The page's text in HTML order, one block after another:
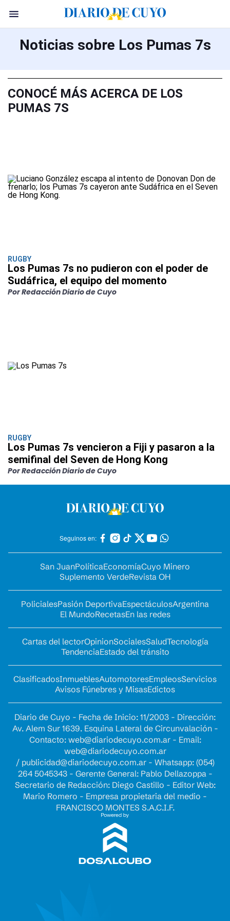
Noticias sobre Los Pumas 7s
CONOCÉ MÁS ACERCA DE LOS
PUMAS 7S
RUGBY
Los Pumas 7s no pudieron con el poder de
Sudáfrica, el equipo del momento
Por Redacción Diario de Cuyo
RUGBY
Los Pumas 7s vencieron a Fiji y pasaron a la
semifinal del Seven de Hong Kong
Por Redacción Diario de Cuyo
Seguinos en:
San JuanPolíticaEconomíaCuyo Minero
Suplemento VerdeRevista OH
PolicialesPasión DeportivaEspectáculosArgentina
El MundoRecetasEn las redes
Cartas del lectorOpinionSocialesSaludTecnología
TendenciaEstado del tránsito
ClasificadosInmueblesAutomotoresEmpleosServicios
Avisos Fúnebres y MisasEdictos
Diario de Cuyo - Fecha de Inicio: 11/2003 - Dirección:
Av. Alem Sur 1639. Esquina Lateral de Circunvalación -
Contacto: web@diariodecuyo.com.ar- Email:
web@diariodecuyo.com.ar
/ publicidad@diariodecuyo.com.ar- Whatsapp: (054)
264 5045343 - Gerente General: Pablo Dellazoppa -
Secretario de Redacción: Diego Castillo - Editor Web:
Mario Romero - Empresa propietaria del medio -
FRANCISCO MONTES S.A.C.I.F.